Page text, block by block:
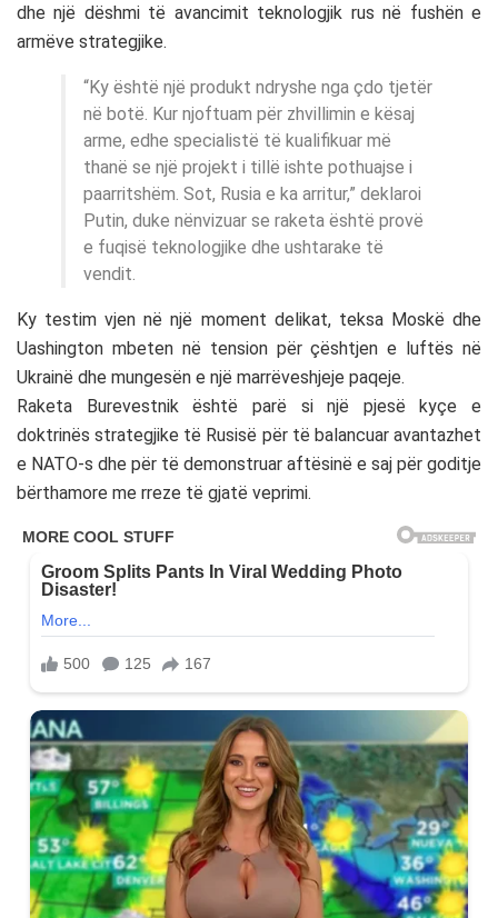
dhe një dëshmi të avancimit teknologjik rus në fushën e
armëve strategjike.
“Ky është një produkt ndryshe nga çdo tjetër
në botë. Kur njoftuam për zhvillimin e kësaj
arme, edhe specialistë të kualifikuar më
thanë se një projekt i tillë ishte pothuajse i
paarritshëm. Sot, Rusia e ka arritur,” deklaroi
Putin, duke nënvizuar se raketa është provë
e fuqisë teknologjike dhe ushtarake të
vendit.
Ky testim vjen në një moment delikat, teksa Moskë dhe
Uashington mbeten në tension për çështjen e luftës në
Ukrainë dhe mungesën e një marrëveshjeje paqeje.
Raketa Burevestnik është parë si një pjesë kyçe e
doktrinës strategjike të Rusisë për të balancuar avantazhet
e NATO-s dhe për të demonstruar aftësinë e saj për goditje
bërthamore me rreze të gjatë veprimi.